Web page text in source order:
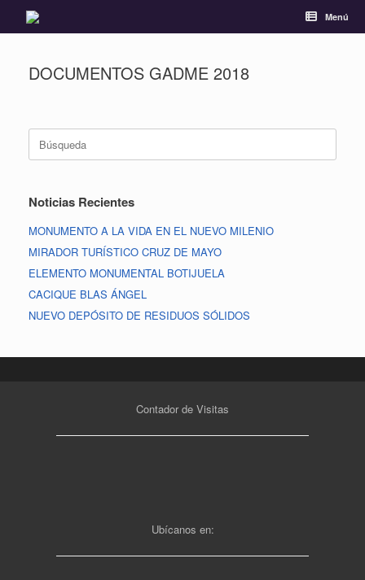
Menú
DOCUMENTOS GADME 2018
Noticias Recientes
MONUMENTO A LA VIDA EN EL NUEVO MILENIO
MIRADOR TURÍSTICO CRUZ DE MAYO
ELEMENTO MONUMENTAL BOTIJUELA
CACIQUE BLAS ÁNGEL
NUEVO DEPÓSITO DE RESIDUOS SÓLIDOS
Contador de Visitas
Ubícanos en: